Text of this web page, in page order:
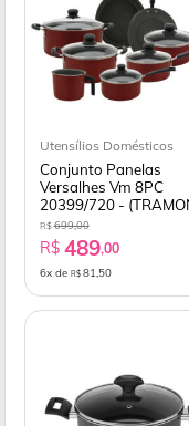
Utensílios Domésticos
Conjunto Panelas
Versalhes Vm 8PC
20399/720 -
R$699,00
R$ 489,00
6x de R$ 81,50